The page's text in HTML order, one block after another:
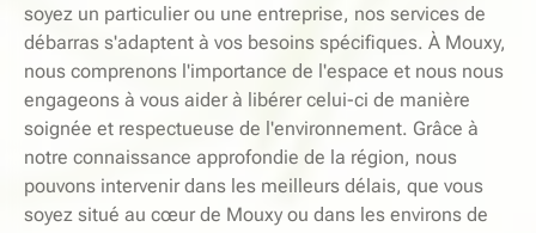
soyez un particulier ou une entreprise, nos services de
débarras s'adaptent à vos besoins spécifiques. À Mouxy,
nous comprenons l'importance de l'espace et nous nous
engageons à vous aider à libérer celui-ci de manière
soignée et respectueuse de l'environnement. Grâce à
notre connaissance approfondie de la région, nous
pouvons intervenir dans les meilleurs délais, que vous
soyez situé au cœur de Mouxy ou dans les environs de